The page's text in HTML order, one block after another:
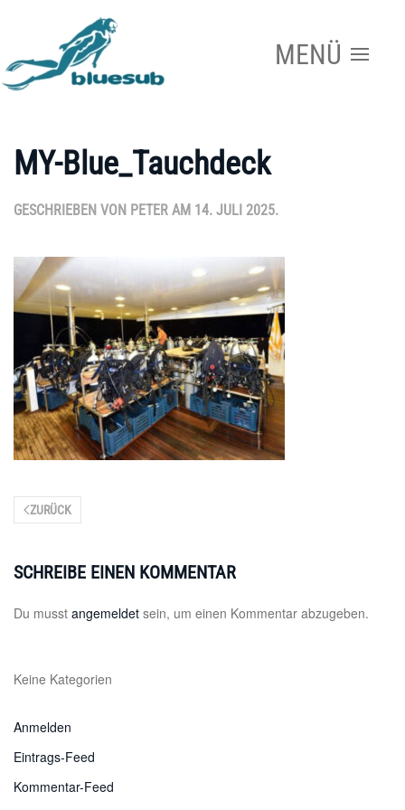
Zum Hauptinhalt springen MENÜ
MY-Blue_Tauchdeck
GESCHRIEBEN VON PETER AM 14. JULI 2025.
ZURÜCK
SCHREIBE EINEN KOMMENTAR
Du musst angemeldet sein, um einen Kommentar abzugeben.
Keine Kategorien
Anmelden
Eintrags-Feed
Kommentar-Feed